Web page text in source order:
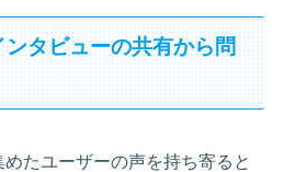
タビューの共有から問
たユーザーの声を持ち寄ると